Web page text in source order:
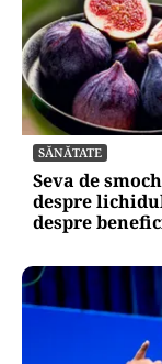
SĂNĂTATE
Seva de
despre
despre